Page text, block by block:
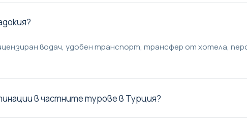
водач, удобен транспорт, трансфер от хотела,
в частните турове в Турция?